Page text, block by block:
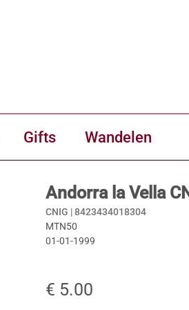
Gifts Wandelen
Andorra la Vella
CNIG |8423434018304
MTN50
01-01-1999
€ 5.00